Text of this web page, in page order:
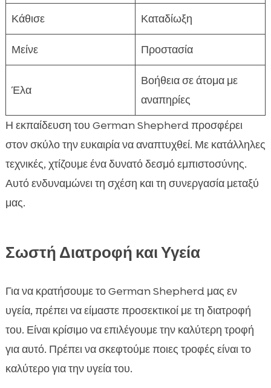
Κάθισε Καταδίωξη
Μείνε Προστασία
Έλα
Βοήθεια σε άτομα με
αναπηρίες
Η εκπαίδευση του German Shepherd προσφέρει
στον σκύλο την ευκαιρία να αναπτυχθεί. Με κατάλληλες
τεχνικές, χτίζουμε ένα δυνατό δεσμό εμπιστοσύνης.
Αυτό ενδυναμώνει τη σχέση και τη συνεργασία μεταξύ
μας.
Σωστή Διατροφή και Υγεία
Για να κρατήσουμε το German Shepherd μας εν
υγεία, πρέπει να είμαστε προσεκτικοί με τη διατροφή
του. Είναι κρίσιμο να επιλέγουμε την καλύτερη τροφή
για αυτό. Πρέπει να σκεφτούμε ποιες τροφές είναι το
καλύτερο για την υγεία του.